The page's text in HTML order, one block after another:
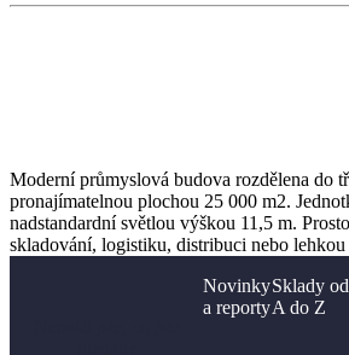
Moderní průmyslová budova rozdělena do
pronajímatelnou plochou 25 000 m2.
nadstandardní světlou výškou 11,5 m.
skladování, logistiku, distribuci nebo
Novinky
a reporty
Sklady od
A do Z